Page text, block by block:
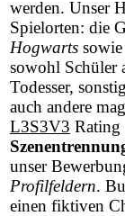
werden. Unser
Spielorten: die
Hogwarts
sowohl Schüler
Todesser,
auch andere
L3S3V3 Rating
unser
Profilfeldern.
einen fiktiven